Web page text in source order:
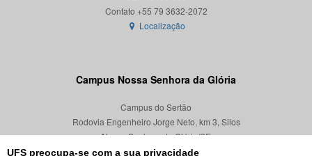
UFS preocupa-se com a sua privacidade
Localização
Campus Nossa Senhora da Glória
Campus do Sertão
Rodovia Engenheiro Jorge Neto, km 3, Silos
Nossa Senhora da Glória/SE
CEP 49680-000